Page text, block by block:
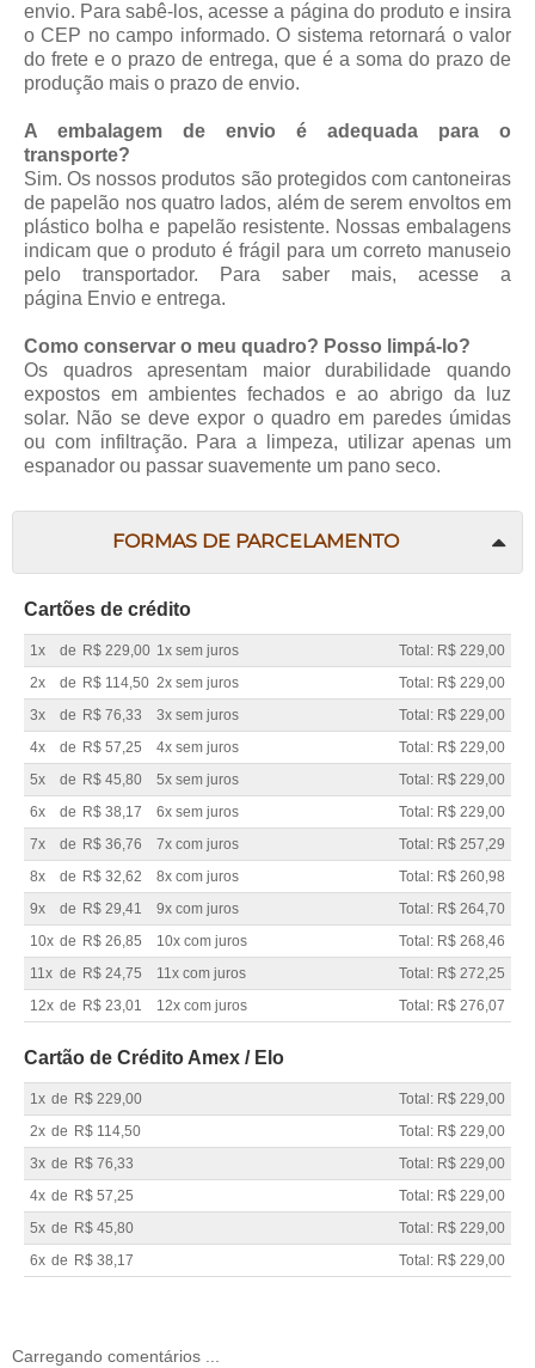
envio. Para sabê-los, acesse a página do produto e insira
o CEP no campo informado. O sistema retornará o valor
do frete e o prazo de entrega, que é a soma do prazo de
produção mais o prazo de envio.
A embalagem de envio é adequada para o
transporte?
Sim. Os nossos produtos são protegidos com cantoneiras
de papelão nos quatro lados, além de serem envoltos em
plástico bolha e papelão resistente. Nossas embalagens
indicam que o produto é frágil para um correto manuseio
pelo transportador. Para saber mais, acesse a
página Envio e entrega.
Como conservar o meu quadro? Posso limpá-lo?
Os quadros apresentam maior durabilidade quando
expostos em ambientes fechados e ao abrigo da luz
solar. Não se deve expor o quadro em paredes úmidas
ou com infiltração. Para a limpeza, utilizar apenas um
espanador ou passar suavemente um pano seco.
FORMAS DE PARCELAMENTO
Cartões de crédito
1x de R$ 229,00 1x sem juros
Total: R$ 229,00
2x
de R$ 114,50 2x sem juros
Total: R$ 229,00
3x
de R$ 76,33 3x sem juros
Total: R$ 229,00
4x
de R$ 57,25 4x sem juros
Total: R$ 229,00
5x
de R$ 45,80 5x sem juros
Total: R$ 229,00
6x
de R$ 38,17 6x sem juros
Total: R$ 229,00
7x
de R$ 36,76 7x com juros
Total: R$ 257,29
8x
de R$ 32,62 8x com juros
Total: R$ 260,98
9x
de R$ 29,41 9x com juros
Total: R$ 264,70
10x de R$ 26,85 10x com juros
Total: R$ 268,46
11x de R$ 24,75 11x com juros
Total: R$ 272,25
12x de R$ 23,01 12x com juros Total: R$ 276,07
Cartão de Crédito Amex / Elo
1x de R$ 229,00
Total: R$ 229,00
2x de R$ 114,50
Total: R$ 229,00
3x de R$ 76,33
Total: R$ 229,00
4x de R$ 57,25
Total: R$ 229,00
5x de R$ 45,80
Total: R$ 229,00
6x de R$ 38,17 Total: R$ 229,00
Carregando comentários ...